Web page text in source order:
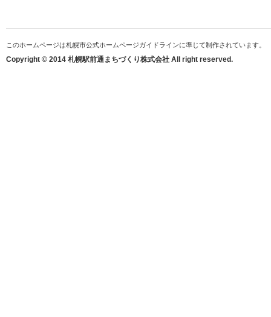
このホームページは札幌市公式ホームページガイドラインに準じて制作されています。
Copyright © 2014 札幌駅前通まちづくり株式会社 All right reserved.